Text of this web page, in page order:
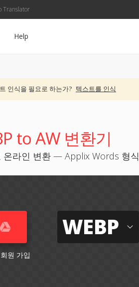
Translator
Help
인식을 필요로 하는가? 텍스트를 인식
to AW 변환기
온라인 변환 — Applix Words 형식
회원 가입
WEBP